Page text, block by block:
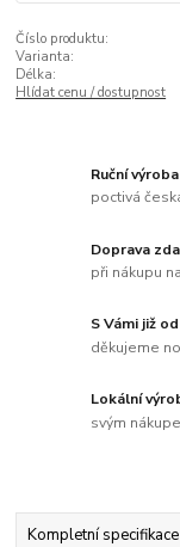
Číslo produktu:
Varianta:
Délka:
Hlídat cenu / dostupnost
Ruční výroba
poctivá
Doprava
při nákupu
S Vámi již
děkujeme
Lokální
svým
Kompletní specifikace